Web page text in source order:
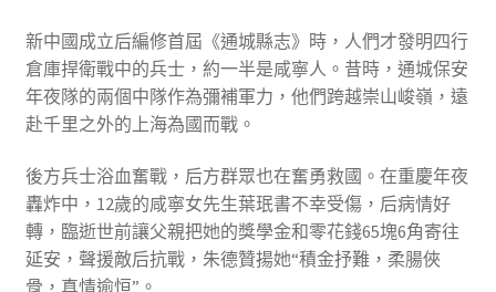
新中國成立后編修首屆《通城縣志》時，人們才發明四行
倉庫捍衛戰中的兵士，約一半是咸寧人。昔時，通城保安
年夜隊的兩個中隊作為彌補軍力，他們跨越崇山峻嶺，遠
赴千里之外的上海為國而戰。
後方兵士浴血奮戰，后方群眾也在奮勇救國。在重慶年夜
轟炸中，12歲的咸寧女先生葉珉書不幸受傷，后病情好
轉，臨逝世前讓父親把她的獎學金和零花錢65塊6角寄往
延安，聲援敵后抗戰，朱德贊揚她“積金抒難，柔腸俠
骨，真情逾恒”。